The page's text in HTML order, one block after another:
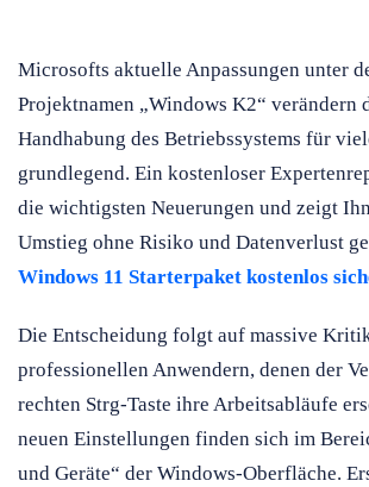
Microsofts aktuelle Anpassungen unter
Projektnamen „Windows K2“ verändern
Handhabung des Betriebssystems für
grundlegend. Ein kostenloser
die wichtigsten Neuerungen und zeigt
Umstieg ohne Risiko und Datenverlust
Windows 11 Starterpaket kostenlos
Die Entscheidung folgt auf massive
professionellen Anwendern, denen der
rechten Strg-Taste ihre Arbeitsabläufe
neuen Einstellungen finden sich im
und Geräte“ der Windows-Oberfläche.